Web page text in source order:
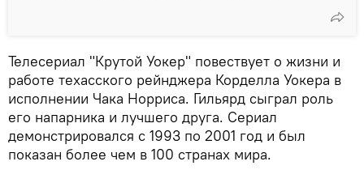
Телесериал "Крутой Уокер" повествует о жизни и
работе техасского рейнджера Корделла Уокера в
исполнении Чака Норриса. Гильярд сыграл роль
его напарника и лучшего друга. Сериал
демонстрировался с 1993 по 2001 год и был
показан более чем в 100 странах мира.